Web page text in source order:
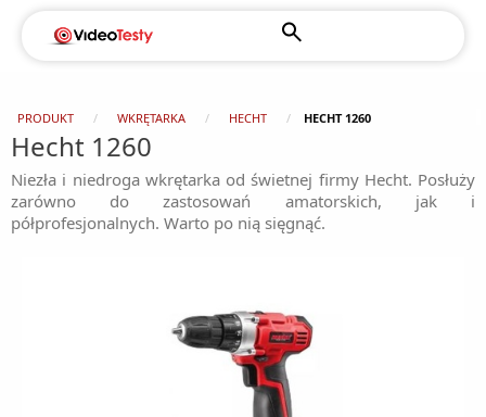
PRODUKT WKRĘTARKA HECHT HECHT 1260
Hecht 1260
Niezła i niedroga wkrętarka od świetnej firmy Hecht. Posłuży
zarówno do zastosowań amatorskich, jak i
półprofesjonalnych. Warto po nią sięgnąć.